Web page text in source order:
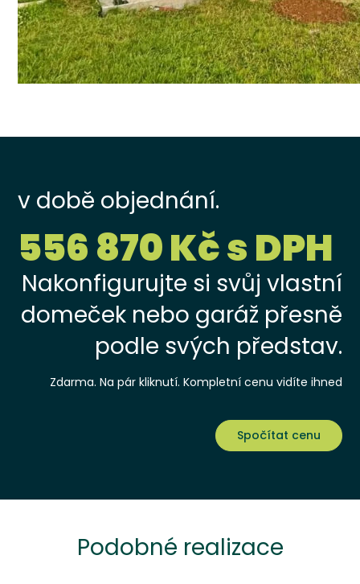
v době objednání.
556 870 Kč s DPH
Nakonfigurujte si svůj vlastní
domeček nebo garáž přesně
podle svých představ.
Zdarma. Na pár kliknutí. Kompletní cenu vidíte ihned
Spočítat cenu
Podobné realizace